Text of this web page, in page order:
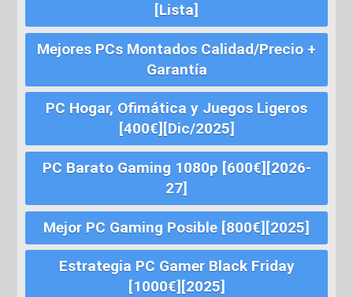
[Lista]
Mejores PCs Montados Calidad/Precio +
Garantía
PC Hogar, Ofimática y Juegos Ligeros
[400€][Dic/2025]
PC Barato Gaming 1080p [600€][2026-
27]
Mejor PC Gaming Posible [800€][2025]
Estrategia PC Gamer Black Friday
[1000€][2025]